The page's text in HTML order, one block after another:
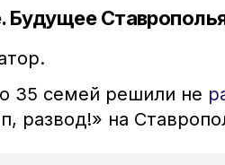
35 семей решили не
развод!» на